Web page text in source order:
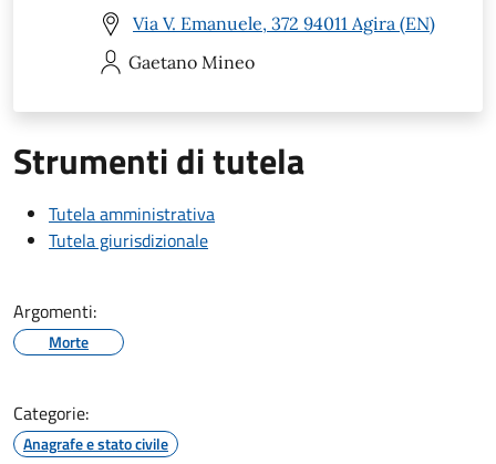
Via V. Emanuele, 372 94011 Agira (EN)
Gaetano Mineo
Strumenti di tutela
Tutela amministrativa
Tutela giurisdizionale
Argomenti:
Morte
Categorie:
Anagrafe e stato civile